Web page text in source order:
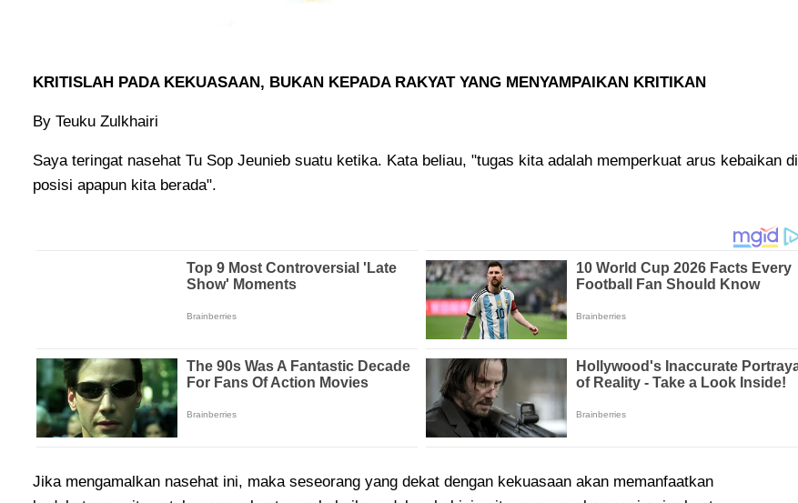
KRITISLAH PADA KEKUASAAN, BUKAN KEPADA RAKYAT YANG MENYAMPAIKAN KRITIKAN
By Teuku Zulkhairi
Saya teringat nasehat Tu Sop Jeunieb suatu ketika. Kata beliau, "tugas kita adalah memperkuat arus kebaikan di
posisi apapun kita berada".
Jika mengamalkan nasehat ini, maka seseorang yang dekat dengan kekuasaan akan memanfaatkan